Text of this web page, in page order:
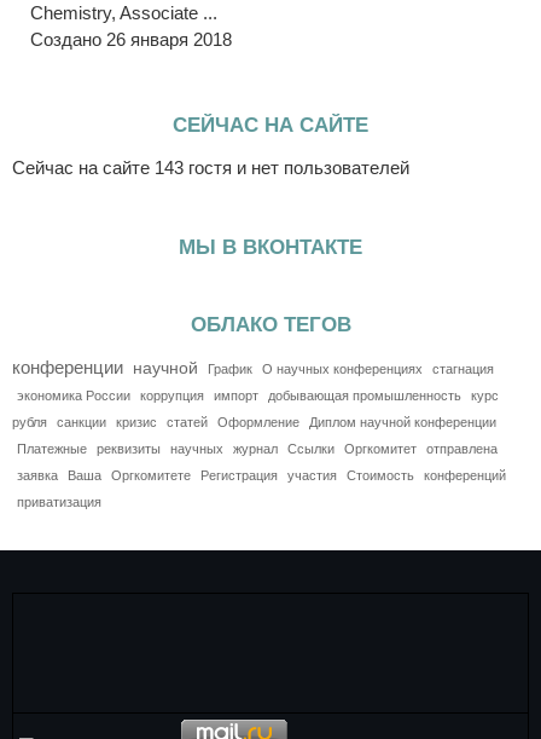
Chemistry, Associate ...
Создано 26 января 2018
СЕЙЧАС НА САЙТЕ
Сейчас на сайте 143 гостя и нет пользователей
МЫ В ВКОНТАКТЕ
ОБЛАКО ТЕГОВ
конференции научной График О научных конференциях
стагнация
экономика России
коррупция импорт добывающая промышленность
курс
рубля
санкции кризис статей Оформление
Диплом научной конференции
Платежные
реквизиты научных журнал Ссылки Оргкомитет
отправлена
заявка
Ваша Оргкомитете Регистрация участия Стоимость
конференций
приватизация